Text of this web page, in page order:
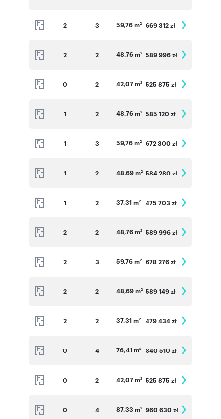
2 3 59,76 m2 669 312 zł
2 2 48,76 m2 589 996 zł
0 2 42,07 m2 525 875 zł
1 2 48,76 m2 585 120 zł
1 3 59,76 m2 672 300 zł
1 2 48,69 m2 584 280 zł
1 2 37,31 m2 475 703 zł
2 2 48,76 m2 589 996 zł
2 3 59,76 m2 678 276 zł
2 2 48,69 m2 589 149 zł
2 2 37,31 m2 479 434 zł
0 4 76,41 m2 840 510 zł
0 2 42,07 m2 525 875 zł
0 4 87,33 m2 960 630 zł